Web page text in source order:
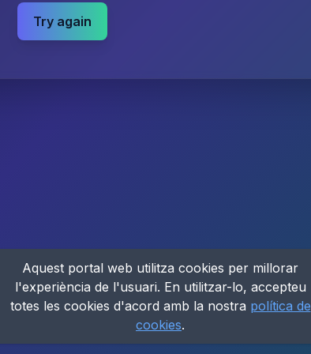
Try again
Aquest portal web utilitza cookies per millorar
l'experiència de l'usuari. En utilitzar-lo, accepteu
totes les cookies d'acord amb la nostra política de
cookies.